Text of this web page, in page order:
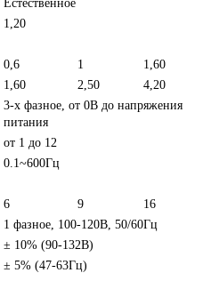
Естественное
1,20
0,6 1
1,60
1,60 2,50 4,20
3-х фазное, от 0В до напряжения
питания
от 1 до 12
0.1~600Гц
6 9
16
1 фазное, 100-120В, 50/60Гц
± 10% (90-132В)
± 5% (47-63Гц)